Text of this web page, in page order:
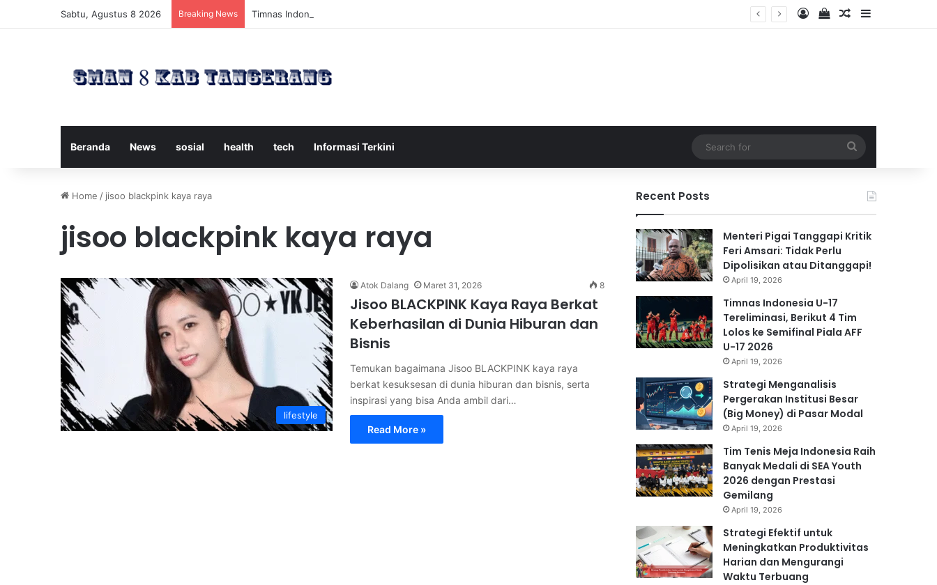
Sabtu, Agustus 8 2026 Breaking News Timnas Indonesia U-17 Tereliminasi, Berikut 4 Tim Lolos ke Semifinal Piala AFF U-17 2026 Log InView your
Random Article
Sidebar
Beranda News sosial health tech Informasi Terkini
for
Home / jisoo blackpink kaya raya
jisoo blackpink kaya raya
lifestyle
Atok Dalang Maret 31, 2026 8
Jisoo BLACKPINK Kaya Raya Berkat
Keberhasilan di Dunia Hiburan dan
Bisnis
Temukan bagaimana Jisoo BLACKPINK kaya raya
berkat kesuksesan di dunia hiburan dan bisnis, serta
inspirasi yang bisa Anda ambil dari…
Read More »
Recent Posts
Menteri Pigai Tanggapi Kritik
Feri Amsari: Tidak Perlu
Dipolisikan atau Ditanggapi!
April 19, 2026
Timnas Indonesia U-17
Tereliminasi, Berikut 4 Tim
Lolos ke Semifinal Piala AFF
U-17 2026
April 19, 2026
Strategi Menganalisis
Pergerakan Institusi Besar
(Big Money) di Pasar Modal
April 19, 2026
Tim Tenis Meja Indonesia Raih
Banyak Medali di SEA Youth
2026 dengan Prestasi
Gemilang
April 19, 2026
Strategi Efektif untuk
Meningkatkan Produktivitas
Harian dan Mengurangi
Waktu Terbuang